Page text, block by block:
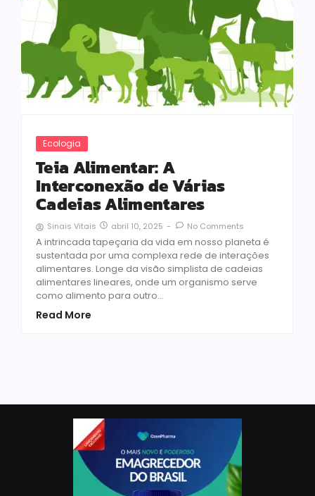
Ecologia
Teia Alimentar: A
Interconexão de Várias
Cadeias Alimentares
Sinais Vitais abril 10, 2025 - No Comments
A intrincada tapeçaria da vida em nosso planeta é
sustentada por uma complexa rede de interações
alimentares. Longe da visão simplista de cadeias
alimentares lineares, onde um organismo serve
como alimento para outro...
Read More